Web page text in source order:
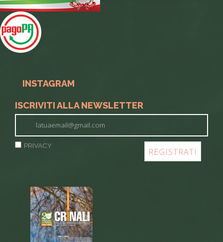
INSTAGRAM
ISCRIVITI ALLA NEWSLETTER
PRIVACY